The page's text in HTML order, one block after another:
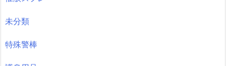
未分類
特殊警棒